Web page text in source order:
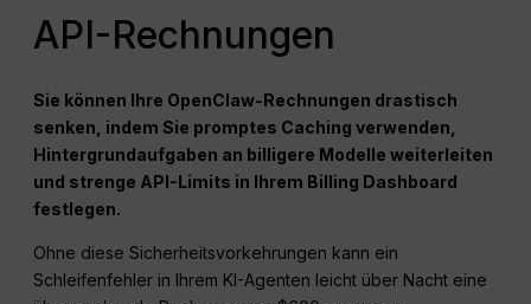
API-Rechnungen
Sie können Ihre OpenClaw-Rechnungen drastisch
senken, indem Sie promptes Caching verwenden,
Hintergrundaufgaben an billigere Modelle weiterleiten
und strenge API-Limits in Ihrem Billing Dashboard
festlegen.
Ohne diese Sicherheitsvorkehrungen kann ein
Schleifenfehler in Ihrem KI-Agenten leicht über Nacht eine